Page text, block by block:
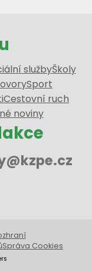
službyŠkoly
Sport
Cestovní ruch
noviny
Správa Cookies